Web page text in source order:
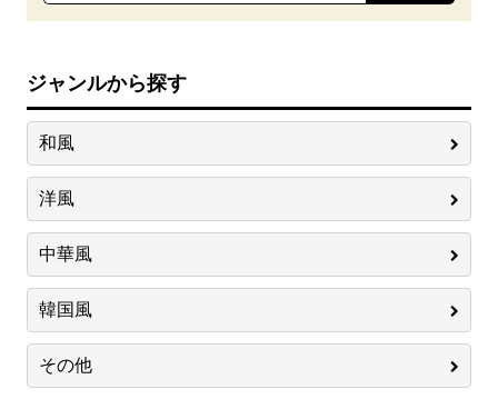
ジャンルから探す
和風
洋風
中華風
韓国風
その他